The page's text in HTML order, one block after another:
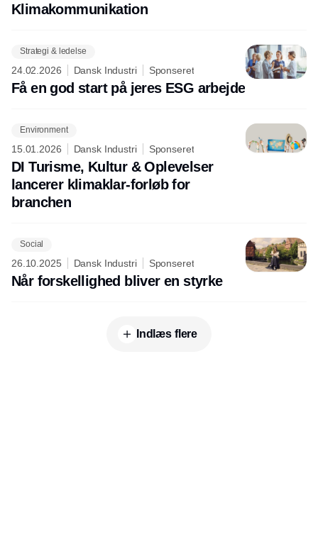
Klimakommunikation
Strategi & ledelse
24.02.2026 Dansk Industri Sponseret
Få en god start på jeres ESG arbejde
Environment
15.01.2026 Dansk Industri Sponseret
DI Turisme, Kultur & Oplevelser
lancerer klimaklar-forløb for
branchen
Social
26.10.2025 Dansk Industri Sponseret
Når forskellighed bliver en styrke
Indlæs flere